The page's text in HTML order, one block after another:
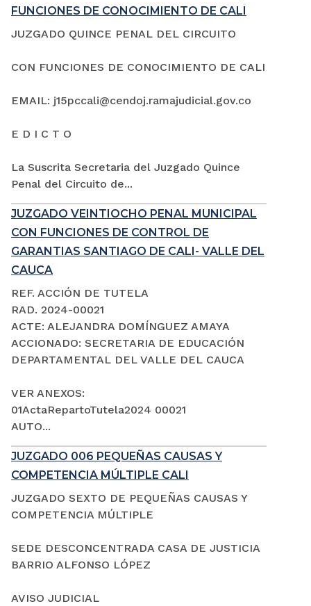
FUNCIONES DE CONOCIMIENTO DE CALI
JUZGADO QUINCE PENAL DEL CIRCUITO
CON FUNCIONES DE CONOCIMIENTO DE CALI
EMAIL: j15pccali@cendoj.ramajudicial.gov.co
E D I C T O
La Suscrita Secretaria del Juzgado Quince
Penal del Circuito de...
JUZGADO VEINTIOCHO PENAL MUNICIPAL
CON FUNCIONES DE CONTROL DE
GARANTIAS SANTIAGO DE CALI- VALLE DEL
CAUCA
REF. ACCIÓN DE TUTELA
RAD. 2024-00021
ACTE: ALEJANDRA DOMÍNGUEZ AMAYA
ACCIONADO: SECRETARIA DE EDUCACIÓN
DEPARTAMENTAL DEL VALLE DEL CAUCA
VER ANEXOS:
01ActaRepartoTutela2024 00021
AUTO...
JUZGADO 006 PEQUEÑAS CAUSAS Y
COMPETENCIA MÚLTIPLE CALI
JUZGADO SEXTO DE PEQUEÑAS CAUSAS Y
COMPETENCIA MÚLTIPLE
SEDE DESCONCENTRADA CASA DE JUSTICIA
BARRIO ALFONSO LÓPEZ
AVISO JUDICIAL